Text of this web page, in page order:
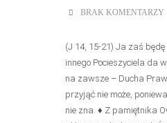
BRAK KOMENTARZY
(J 14, 15-21) Ja zaś będę
innego Pocieszyciela da
na zawsze – Ducha
przyjąć nie może,
nie zna. ♦ Z pamiętnika